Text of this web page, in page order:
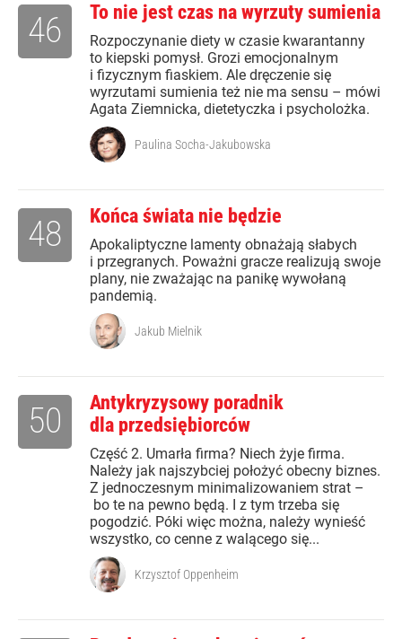
To nie jest czas na wyrzuty sumienia
Rozpoczynanie diety w czasie kwarantanny
to kiepski pomysł. Grozi emocjonalnym
i fizycznym fiaskiem. Ale dręczenie się
wyrzutami sumienia też nie ma sensu – mówi
Agata Ziemnicka, dietetyczka i psycholożka.
46
Paulina Socha-Jakubowska
Końca świata nie będzie
Apokaliptyczne lamenty obnażają słabych
i przegranych. Poważni gracze realizują swoje
plany, nie zważając na panikę wywołaną
pandemią.
48
Jakub Mielnik
Antykryzysowy poradnik
dla przedsiębiorców
Część 2. Umarła firma? Niech żyje firma.
Należy jak najszybciej położyć obecny biznes.
Z jednoczesnym minimalizowaniem strat –
bo te na pewno będą. I z tym trzeba się
pogodzić. Póki więc można, należy wynieść
wszystko, co cenne z walącego się...
50
Krzysztof Oppenheim